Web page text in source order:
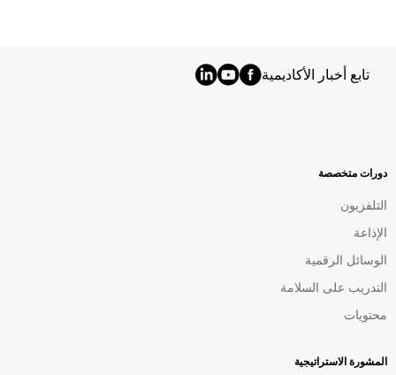
تابع أخبار الأكاديمية
AR
دورات متخصصة
التلفزيون
الإذاعة
الوسائل الرقمية
التدريب على السلامة
محتويات
المشورة الاستراتيجية